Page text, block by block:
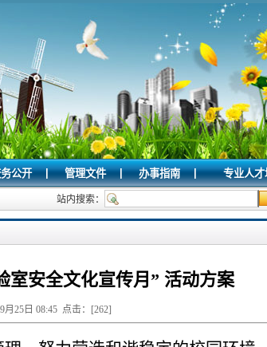
公开 | 管理文件 | 办事指南 | 专业人才
站内搜索：
室安全文化宣传月” 活动方案
月25日 08:45 点击：[262]